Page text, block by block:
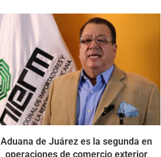
Aduana de Juárez es la segunda en
operaciones de comercio exterior